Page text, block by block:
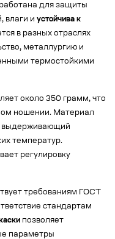
для защиты
влаги и устойчива к
в разных отраслях
металлургию и
термостойкими
около 350 грамм, что
ношении. Материал
выдерживающий
температур.
регулировку
требованиям ГОСТ
стандартам
позволяет
параметры